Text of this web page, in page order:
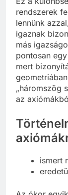
rendszerek
lennünk
igaznak
más
pontosan
mert
„háromszög
az
ismert